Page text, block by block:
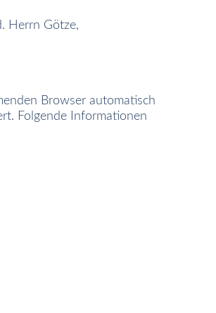
Herrn Götze,
Browser automatisch
Folgende Informationen